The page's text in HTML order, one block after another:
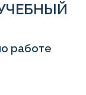
работе